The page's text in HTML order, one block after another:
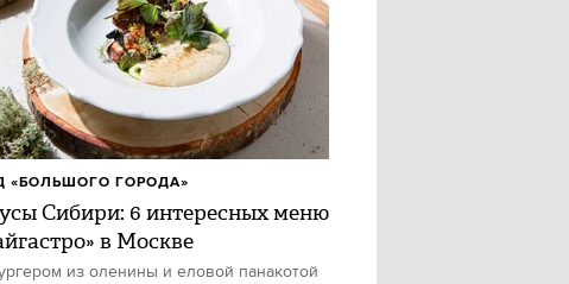
Сибири: 6 интересных меню
в Москве
из оленины и еловой панакотой
«БОЛЬШОГО ГОРОДА»